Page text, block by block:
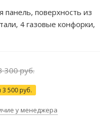
панель, поверхность из
4 газовые конфорки,
электроподжиг,
300руб.
3 500 руб.
у менеджера